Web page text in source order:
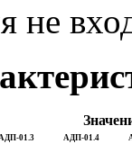
не
01.3 АДП-01.4